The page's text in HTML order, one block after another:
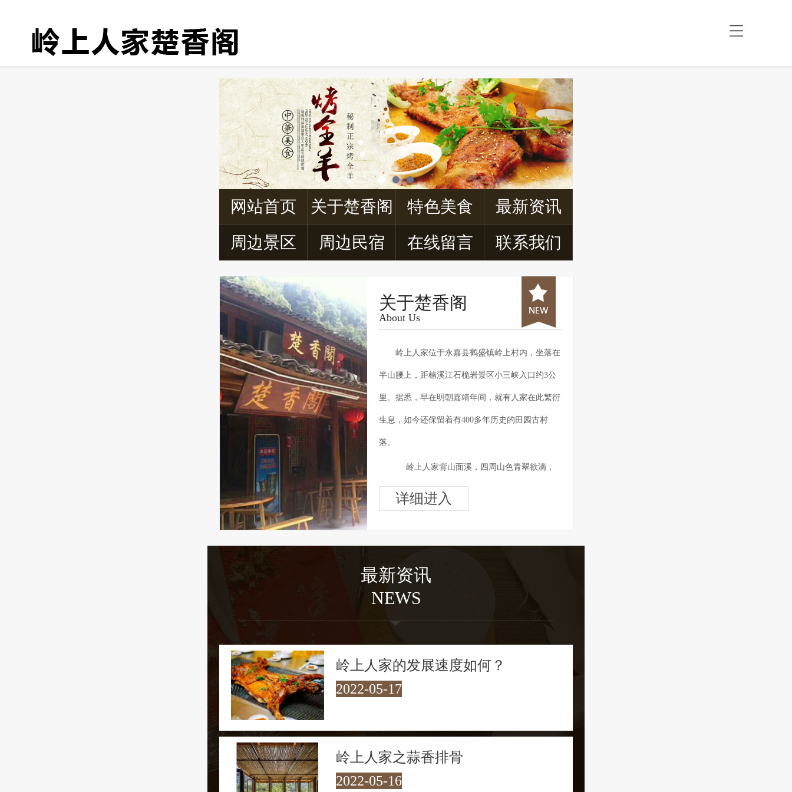
网站首页 关于楚香阁 特色美食
最新资讯
周边景区
周边民宿 在线留言 联系我们
关于楚香阁
About Us
岭上人家位于永嘉县鹤盛镇岭上村内，坐落在
半山腰上，距楠溪江石桅岩景区小三峡入口约3公
里。据悉，早在明朝嘉靖年间，就有人家在此繁衍
生息，如今还保留着有400多年历史的田园古村
落。
岭上人家背山面溪，四周山色青翠欲滴，
空气清新异常，素有“天然氧吧”之称，自然环境得
天独厚。 村内房屋外观一仍其旧，显得朴素大
走在村口30多米长的铁索桥上，游客仿佛
进入了青山绿水的怀抱，四周山色青翠欲滴，桥下
溪流潺潺而过。溪流汇聚成几十米宽的碧潭，清澈
禁地下水嬉戏。每到夜幕降临，岭上人家的夜景也
是一绝，让人流连忘返！
详细进入
最新资讯
NEWS
岭上人家的发展速度如何？
2022-05-17
岭上人家之蒜香排骨
2022-05-16